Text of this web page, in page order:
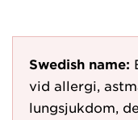
Swedish name:
vid allergi,
lungsjukdom,